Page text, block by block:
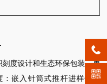
度设计和生态环保包装，更
嵌入针筒式推杆进样针为